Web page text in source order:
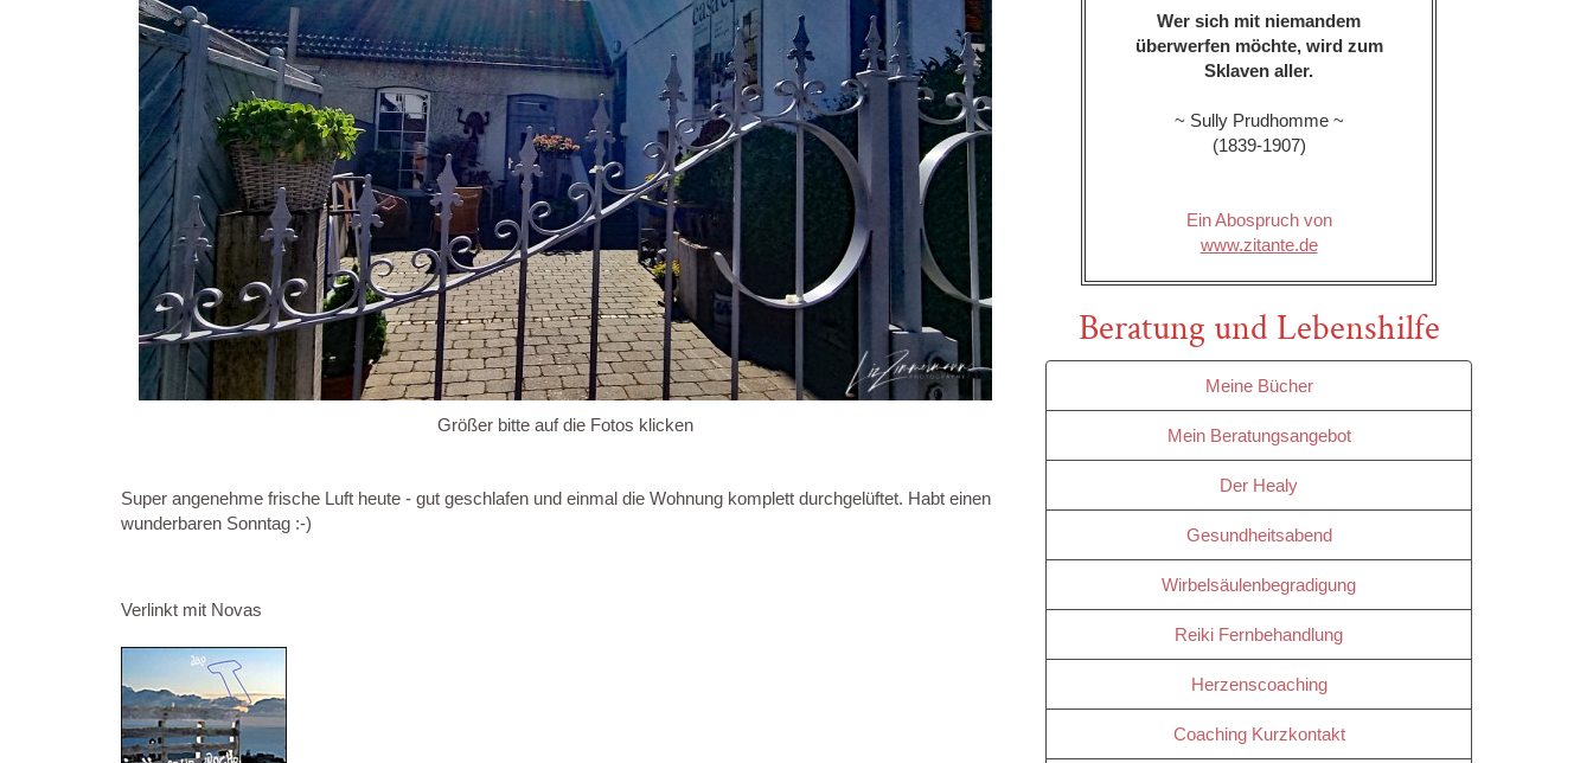
Größer bitte auf die Fotos klicken
Super angenehme frische Luft heute - gut geschlafen und einmal die Wohnung komplett durchgelüftet. Habt einen
wunderbaren Sonntag :-)
Verlinkt mit Novas
Wer sich mit niemandem
überwerfen möchte, wird zum
Sklaven aller.
~ Sully Prudhomme ~
(1839-1907)
Ein Abospruch von
www.zitante.de
Beratung und Lebenshilfe
Meine Bücher
Mein Beratungsangebot
Der Healy
Gesundheitsabend
Wirbelsäulenbegradigung
Reiki Fernbehandlung
Herzenscoaching
Coaching Kurzkontakt